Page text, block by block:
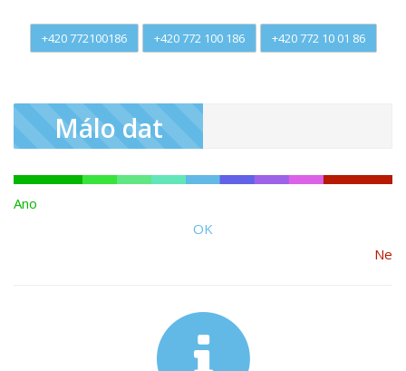
+420 772100186 +420 772 100 186 +420 772 10 01 86
Málo dat
Ano
OK
Ne